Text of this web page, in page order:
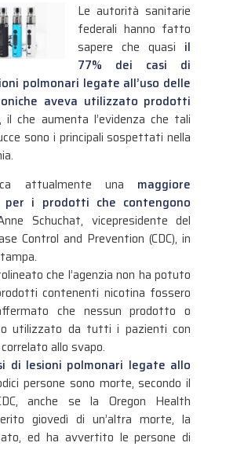
Le autorità sanitarie
federali hanno fatto
sapere che quasi il
77% dei casi di
polmonari legate all’uso delle
aveva utilizzato prodotti
, il che aumenta l’evidenza che tali
sono i principali sospettati nella
attualmente una maggiore
per i prodotti che contengono
Schuchat, vicepresidente del
Control and Prevention (CDC), in
che l’agenzia non ha potuto
contenenti nicotina fossero
che nessun prodotto o
utilizzato da tutti i pazienti con
allo svapo.
di lesioni polmonari legate allo
persone sono morte, secondo il
anche se la Oregon Health
giovedì di un’altra morte, la
ed ha avvertito le persone di